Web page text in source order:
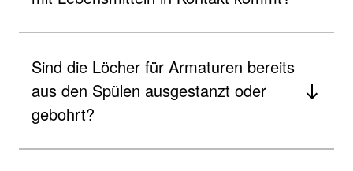
Sind die Löcher für Armaturen bereits
aus den Spülen ausgestanzt oder
gebohrt?